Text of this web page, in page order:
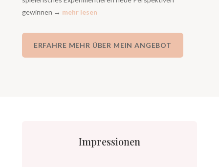
gewinnen → mehr lesen
ERFAHRE MEHR ÜBER MEIN ANGEBOT
Impressionen